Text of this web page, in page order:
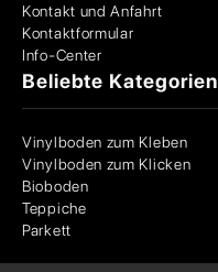
Kontakt und Anfahrt
Kontaktformular
Info-Center
Beliebte Kategorien
Vinylboden zum Kleben
Vinylboden zum Klicken
Bioboden
Teppiche
Parkett